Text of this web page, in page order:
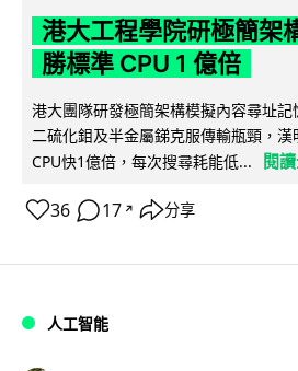
港大工程學院研極簡架
勝標準 CPU 1 億倍
港大團隊研發極簡架構模擬內容尋址
二硫化鉬及半金屬銻克服傳輸瓶頸，
CPU快1億倍，每次搜尋耗能低...
閱
36 17 ↗ 分享
人工智能